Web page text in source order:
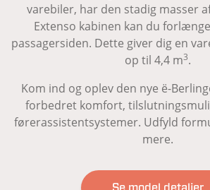
varebiler, har den stadig masser
Extenso kabinen kan du
passagersiden. Dette giver dig en
op til 4,4 m3.
Kom ind og oplev den nye ë-
forbedret komfort,
førerassistentsystemer. Udfyld
mere.